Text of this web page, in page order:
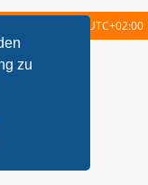
zu
UTC+02:00
by
Limited